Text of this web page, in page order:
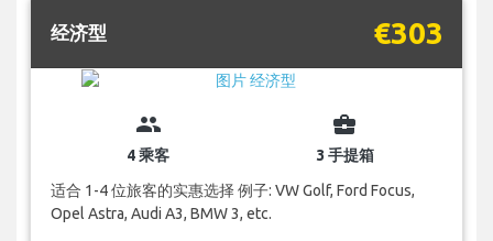
经济型 €303
group
4 乘客
business_center
3 手提箱
适合 1-4 位旅客的实惠选择 例子: VW Golf, Ford Focus,
Opel Astra, Audi A3, BMW 3, etc.